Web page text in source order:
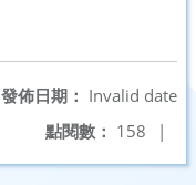
發佈日期： Invalid date
點閱數： 158 |